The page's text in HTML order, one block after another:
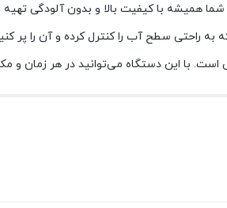
همیشه با کیفیت بالا و بدون آلودگی
با این دستگاه می‌توانید در هر زمان و